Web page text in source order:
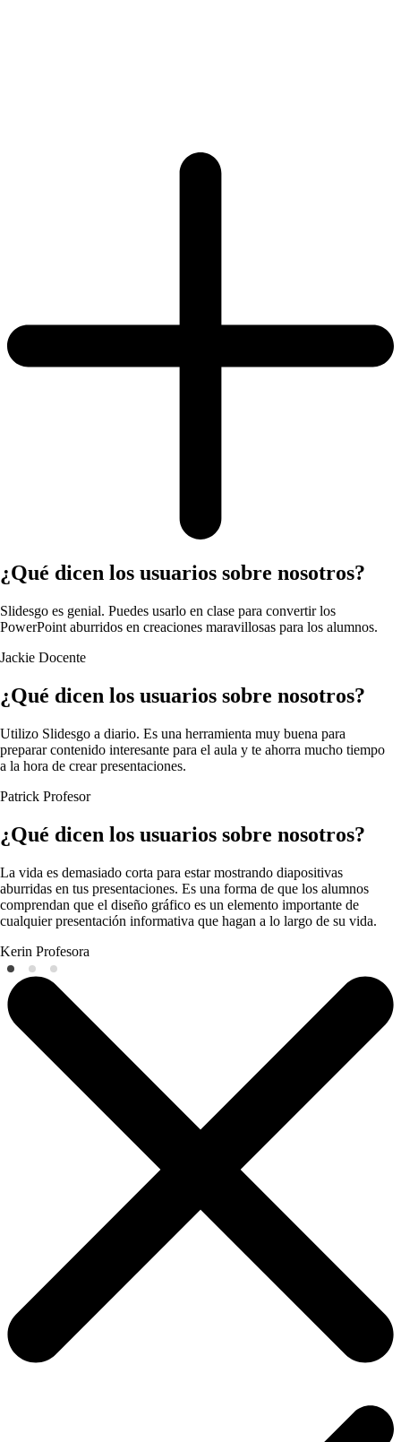
¿Qué dicen los usuarios sobre nosotros?
Slidesgo es genial. Puedes usarlo en clase para convertir los
PowerPoint aburridos en creaciones maravillosas para los alumnos.
Jackie Docente
¿Qué dicen los usuarios sobre nosotros?
Utilizo Slidesgo a diario. Es una herramienta muy buena para
preparar contenido interesante para el aula y te ahorra mucho tiempo
a la hora de crear presentaciones.
Patrick Profesor
¿Qué dicen los usuarios sobre nosotros?
La vida es demasiado corta para estar mostrando diapositivas
aburridas en tus presentaciones. Es una forma de que los alumnos
comprendan que el diseño gráfico es un elemento importante de
cualquier presentación informativa que hagan a lo largo de su vida.
Kerin Profesora